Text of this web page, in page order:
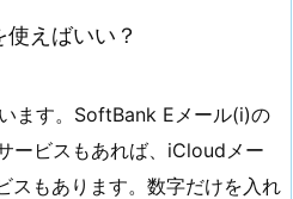
えばいい？
ます。SoftBank Eメール(i)の
ービスもあれば、iCloudメー
スもあります。数字だけを入れ